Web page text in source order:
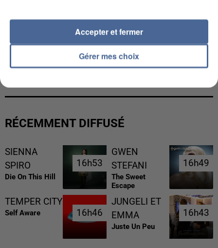
UNE TOURISTE DE L’OISE EMPORTÉE PAR UNE
COULÉE DE BOUE EN HAUTE-SAVOIE
RÉCEMMENT DIFFUSÉ
SIENNA
SPIRO
Die On This Hill
16h53
16h53
GWEN
STEFANI
The Sweet
Escape
16h49
16h49
TEMPER CITY
Self Aware 16h46
16h46
JUNGELI ET
EMMA
Juste Un Peu
16h43
16h43
Gérer mes choix
Accepter et fermer